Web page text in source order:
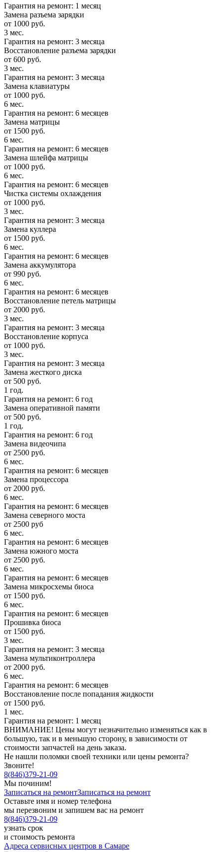
Гарантия на ремонт: 1 месяц
Замена разъема зарядки
от 1000 руб.
3 мес.
Гарантия на ремонт: 3 месяца
Восстановление разъема зарядки
от 600 руб.
3 мес.
Гарантия на ремонт: 3 месяца
Замена клавиатуры
от 1000 руб.
6 мес.
Гарантия на ремонт: 6 месяцев
Замена матрицы
от 1500 руб.
6 мес.
Гарантия на ремонт: 6 месяцев
Замена шлейфа матрицы
от 1000 руб.
6 мес.
Гарантия на ремонт: 6 месяцев
Чистка системы охлаждения
от 1000 руб.
3 мес.
Гарантия на ремонт: 3 месяца
Замена куллера
от 1500 руб.
6 мес.
Гарантия на ремонт: 6 месяцев
Замена аккумулятора
от 990 руб.
6 мес.
Гарантия на ремонт: 6 месяцев
Восстановление петель матрицы
от 2000 руб.
3 мес.
Гарантия на ремонт: 3 месяца
Восстановление корпуса
от 1000 руб.
3 мес.
Гарантия на ремонт: 3 месяца
Замена жесткого диска
от 500 руб.
1 год.
Гарантия на ремонт: 6 год
Замена оперативной памяти
от 500 руб.
1 год.
Гарантия на ремонт: 6 год
Замена видеочипа
от 2500 руб.
6 мес.
Гарантия на ремонт: 6 месяцев
Замена процессора
от 2000 руб.
6 мес.
Гарантия на ремонт: 6 месяцев
Замена северного моста
от 2500 руб
6 мес.
Гарантия на ремонт: 6 месяцев
Замена южного моста
от 2500 руб.
6 мес.
Гарантия на ремонт: 6 месяцев
Замена микросхемы биоса
от 1500 руб.
6 мес.
Гарантия на ремонт: 6 месяцев
Прошивка биоса
от 1500 руб.
3 мес.
Гарантия на ремонт: 3 месяца
Замена мультиконтроллера
от 2000 руб.
6 мес.
Гарантия на ремонт: 6 месяцев
Восстановление после попадания жидкости
от 1500 руб.
1 мес.
Гарантия на ремонт: 1 месяц
ВНИМАНИЕ! Цены могут незначительно изменяться как в
большую, так и в меньшую сторону, в зависимости от
стоимости запчастей на день заказа.
Не нашли поломки своей техники или цены ремонта?
Звоните!
8(846)379-21-09
Мы починим!
Записаться на ремонтЗаписаться на ремонт
Оставьте имя и номер телефона
мы перезвоним и запишем вас на ремонт
8(846)379-21-09
узнать срок
и стоимость ремонта
Адреса сервисных центров в Самаре